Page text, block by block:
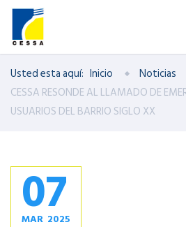
Usted esta aquí: Inicio
Noticias
CESSA RESONDE AL LLAMADO DE
USUARIOS DEL BARRIO SIGLO XX
07
MAR 2025